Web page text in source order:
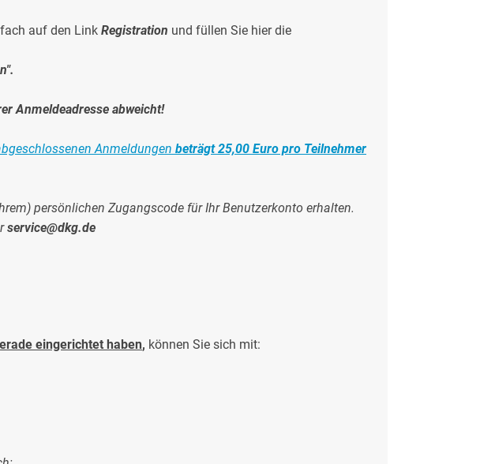
auf den Link Registration und füllen Sie hier die
Anmeldeadresse abweicht!
Anmeldungen beträgt 25,00 Euro pro Teilnehmer
persönlichen Zugangscode für Ihr Benutzerkonto erhalten.
service@dkg.de
eingerichtet haben, können Sie sich mit: